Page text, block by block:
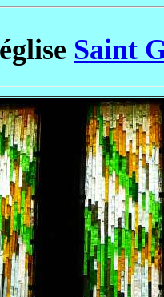
église Saint